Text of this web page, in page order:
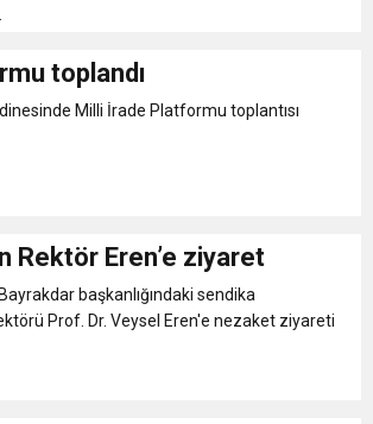
toplandı
Milli İrade Platformu toplantısı
Rektör Eren’e ziyaret
başkanlığındaki sendika
Prof. Dr. Veysel Eren'e nezaket ziyareti